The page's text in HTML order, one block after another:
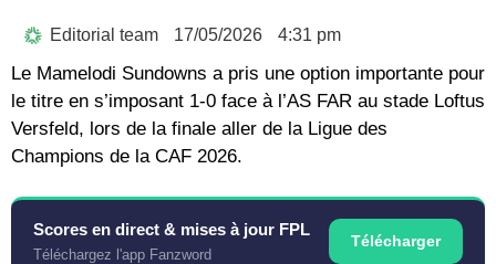
Editorial team 17/05/2026 4:31 pm
Le Mamelodi Sundowns a pris une option importante pour
le titre en s’imposant 1-0 face à l’AS FAR au stade Loftus
Versfeld, lors de la finale aller de la Ligue des
Champions de la CAF 2026.
Scores en direct & mises à jour FPL
Téléchargez l'app Fanzword
Télécharger